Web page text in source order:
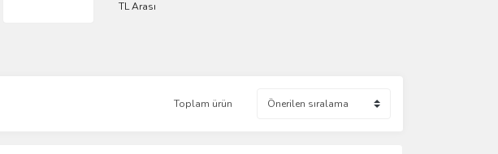
TL Arası
Toplam ürün